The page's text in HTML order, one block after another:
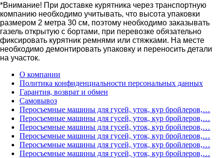
*Внимание! При доставке курятника через транспортную
компанию необходимо учитывать, что высота упаковки
размером 2 метра 30 см, поэтому необходимо заказывать
газель открытую с бортами, при перевозке обязательно
фиксировать курятник ремнями или стяжками. На месте
необходимо демонтировать упаковку и переносить детали
на участок.
О компании
Политика конфиденциальности персональных данных
Гарантия, возврат и обмен
Самовывоз
Перосъемные машины для гусей, уток, кур бройлеров,…
Перосъемные машины для гусей, уток, кур бройлеров,…
Перосъемные машины для гусей, уток, кур бройлеров,…
Перосъемные машины для гусей, уток, кур бройлеров,…
Перосъемные машины для гусей, уток, кур бройлеров,…
Перосъемные машины для гусей, уток, кур бройлеров,…